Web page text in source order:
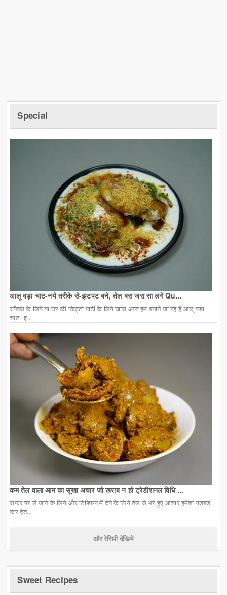
Special
आलू वड़ा चाट-नये तरीके से-झटपट बने, तेल बस जरा सा लगे Qu...
स्नैक्स के लिये या घर की किट्टी पार्टी के लिये खास आज हम बनाने जा रहे हैं आलू वड़ा
चाट. इ...
कम तेल वाला आम का सूखा अचार जो खराब न हो ट्रेडीशनल विधि ...
सफर पर ले जाने के लिये और टिफ्फिन में देने के लिये तेल से भरे हुए आचार हमेशा गड़बड़
कर देत...
और रेसिपी देखिये
Sweet Recipes